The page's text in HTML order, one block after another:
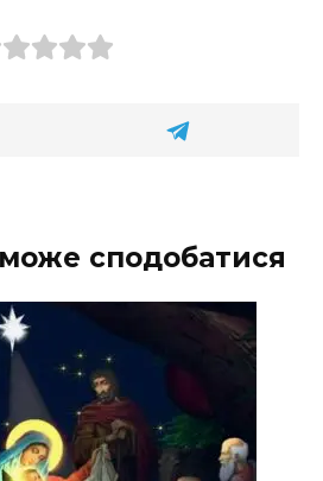
сподобатися